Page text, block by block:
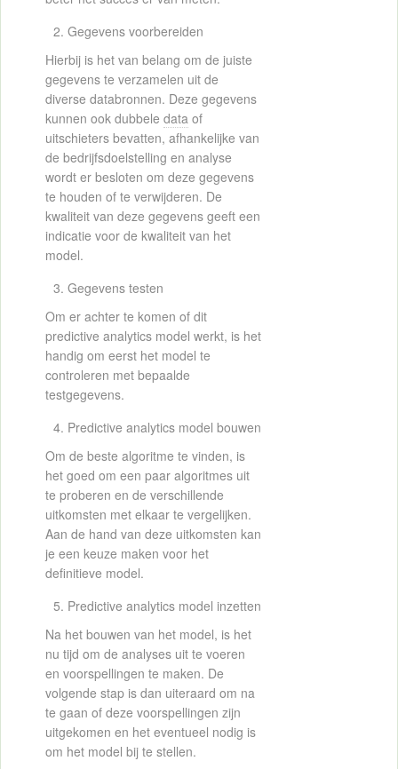
Gegevens voorbereiden
Hierbij is het van belang om de juiste
gegevens te verzamelen uit de
diverse databronnen. Deze gegevens
kunnen ook dubbele data of
uitschieters bevatten, afhankelijke van
de bedrijfsdoelstelling en analyse
wordt er besloten om deze gegevens
te houden of te verwijderen. De
kwaliteit van deze gegevens geeft een
indicatie voor de kwaliteit van het
model.
Gegevens testen
Om er achter te komen of dit
predictive analytics model werkt, is het
handig om eerst het model te
controleren met bepaalde
testgegevens.
Predictive analytics model bouwen
Om de beste algoritme te vinden, is
het goed om een paar algoritmes uit
te proberen en de verschillende
uitkomsten met elkaar te vergelijken.
Aan de hand van deze uitkomsten kan
je een keuze maken voor het
definitieve model.
Predictive analytics model inzetten
Na het bouwen van het model, is het
nu tijd om de analyses uit te voeren
en voorspellingen te maken. De
volgende stap is dan uiteraard om na
te gaan of deze voorspellingen zijn
uitgekomen en het eventueel nodig is
om het model bij te stellen.